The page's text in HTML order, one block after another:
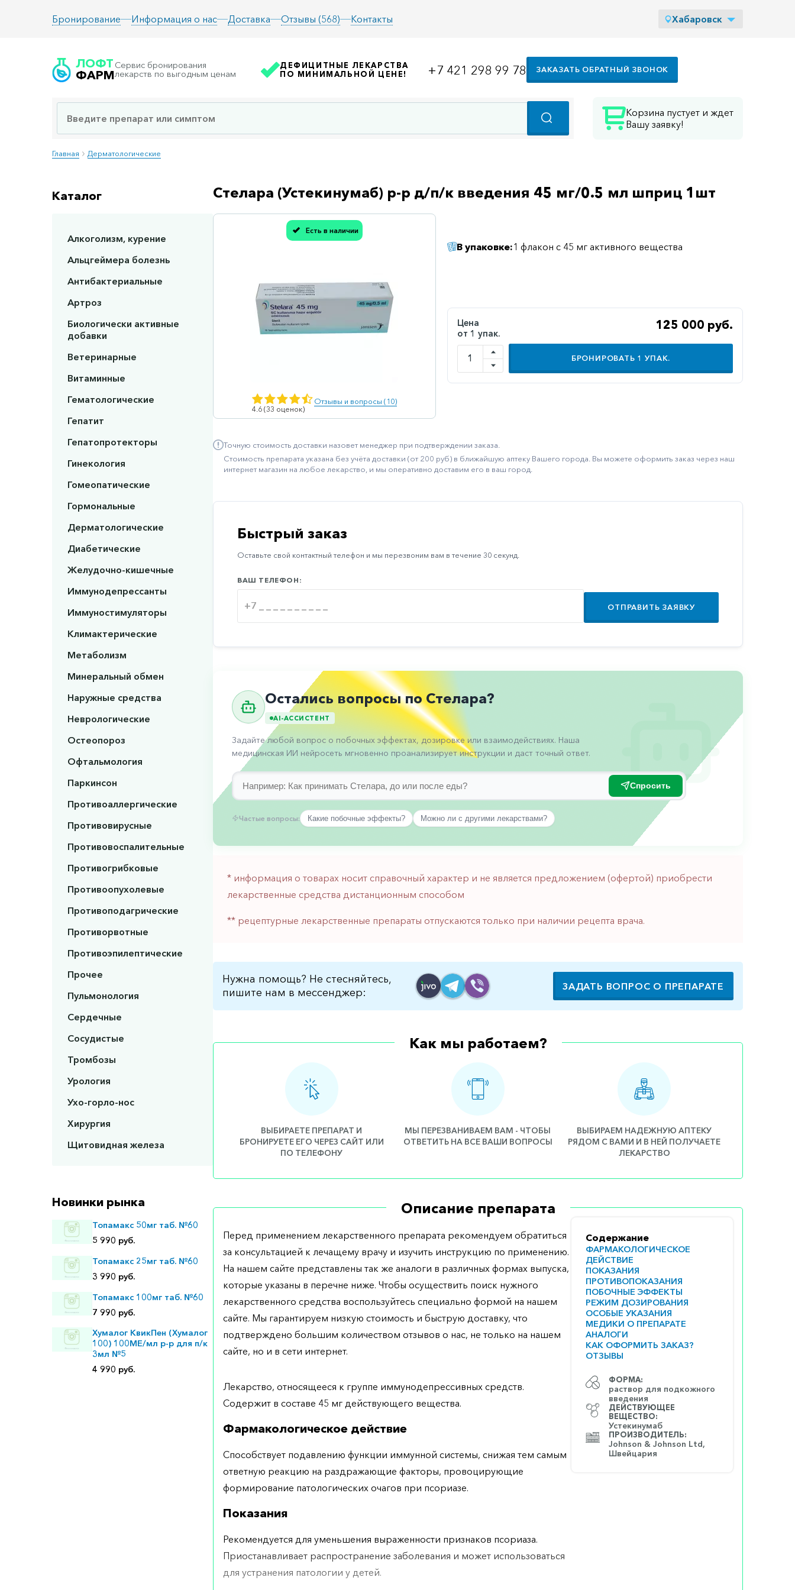
Бронирование Информация о нас Доставка Отзывы (568) Контакты Хабаровск
ЛОФТ
ФАРМ
Сервис бронирования
лекарств по выгодным ценам
Корзина пустует и ждет
Вашу заявку!
ДЕФИЦИТНЫЕ ЛЕКАРСТВА
ПО МИНИМАЛЬНОЙ ЦЕНЕ!
+7 421 298 99 78 ЗАКАЗАТЬ ОБРАТНЫЙ ЗВОНОК
Главная Дерматологические
Каталог
Алкоголизм, курение
Альцгеймера болезнь
Антибактериальные
Артроз
Биологически активные
добавки
Ветеринарные
Витаминные
Гематологические
Гепатит
Гепатопротекторы
Гинекология
Гомеопатические
Гормональные
Дерматологические
Диабетические
Желудочно-кишечные
Иммунодепрессанты
Иммуностимуляторы
Климактерические
Метаболизм
Минеральный обмен
Наружные средства
Неврологические
Остеопороз
Офтальмология
Паркинсон
Противоаллергические
Противовирусные
Противовоспалительные
Противогрибковые
Противоопухолевые
Противоподагрические
Противорвотные
Противоэпилептические
Прочее
Пульмонология
Сердечные
Сосудистые
Тромбозы
Урология
Ухо-горло-нос
Хирургия
Щитовидная железа
Новинки рынка
Топамакс 50мг таб. №60
5 990 руб.
Топамакс 25мг таб. №60
3 990 руб.
Топамакс 100мг таб. №60
7 990 руб.
Хумалог КвикПен (Хумалог
100) 100МЕ/мл р-р для п/к
3мл №5
4 990 руб.
Стелара (Устекинумаб) р-р д/п/к введения 45 мг/0.5 мл шприц 1шт
Есть в наличии
4.6 (33 оценок)
Отзывы и вопросы (10)
Спасибо, мы учли Вашу оценку!
В упаковке:1 флакон с 45 мг активного вещества
Цена
от 1 упак.
125 000 руб.
БРОНИРОВАТЬ 1 УПАК.
Точную стоимость доставки назовет менеджер при подтверждении заказа.
Стоимость препарата указана без учёта доставки (от 200 руб) в ближайшую аптеку Вашего города. Вы можете оформить заказ через наш
интернет магазин на любое лекарство, и мы оперативно доставим его в ваш город.
Быстрый заказ
Оставьте свой контактный телефон и мы перезвоним вам в течение 30 секунд.
ВАШ ТЕЛЕФОН:
ОТПРАВИТЬ ЗАЯВКУ
Остались вопросы по Стелара?
AI-АССИСТЕНТ
Задайте любой вопрос о побочных эффектах, дозировке или взаимодействиях. Наша
медицинская ИИ нейросеть мгновенно проанализирует инструкции и даст точный ответ.
Спросить
Частые вопросы: Какие побочные эффекты? Можно ли с другими лекарствами?
* информация о товарах носит справочный характер и не является предложением (офертой) приобрести
лекарственные средства дистанционным способом
** рецептурные лекарственные препараты отпускаются только при наличии рецепта врача.
Нужна помощь? Не стесняйтесь,
пишите нам в мессенджер:
ЗАДАТЬ ВОПРОС О ПРЕПАРАТЕ
Как мы работаем?
ВЫБИРАЕТЕ ПРЕПАРАТ И
БРОНИРУЕТЕ ЕГО ЧЕРЕЗ САЙТ ИЛИ
ПО ТЕЛЕФОНУ
МЫ ПЕРЕЗВАНИВАЕМ ВАМ - ЧТОБЫ
ОТВЕТИТЬ НА ВСЕ ВАШИ ВОПРОСЫ
ВЫБИРАЕМ НАДЕЖНУЮ АПТЕКУ
РЯДОМ С ВАМИ И В НЕЙ ПОЛУЧАЕТЕ
ЛЕКАРСТВО
Описание препарата
Содержание
ФАРМАКОЛОГИЧЕСКОЕ
ДЕЙСТВИЕ
ПОКАЗАНИЯ
ПРОТИВОПОКАЗАНИЯ
ПОБОЧНЫЕ ЭФФЕКТЫ
РЕЖИМ ДОЗИРОВАНИЯ
ОСОБЫЕ УКАЗАНИЯ
МЕДИКИ О ПРЕПАРАТЕ
АНАЛОГИ
КАК ОФОРМИТЬ ЗАКАЗ?
ОТЗЫВЫ
ФОРМА:
раствор для подкожного
введения
ДЕЙСТВУЮЩЕЕ
ВЕЩЕСТВО:
Устекинумаб
ПРОИЗВОДИТЕЛЬ:
Johnson & Johnson Ltd,
Швейцария
Перед применением лекарственного препарата рекомендуем обратиться
за консультацией к лечащему врачу и изучить инструкцию по применению.
На нашем сайте представлены так же аналоги в различных формах выпуска,
которые указаны в перечне ниже. Чтобы осуществить поиск нужного
лекарственного средства воспользуйтесь специально формой на нашем
сайте. Мы гарантируем низкую стоимость и быструю доставку, что
подтверждено большим количеством отзывов о нас, не только на нашем
сайте, но и в сети интернет.
Лекарство, относящееся к группе иммунодепрессивных средств.
Содержит в составе 45 мг действующего вещества.
Фармакологическое действие
Способствует подавлению функции иммунной системы, снижая тем самым
ответную реакцию на раздражающие факторы, провоцирующие
формирование патологических очагов при псориазе.
Показания
Рекомендуется для уменьшения выраженности признаков псориаза.
Приостанавливает распространение заболевания и может использоваться
для устранения патологии у детей.